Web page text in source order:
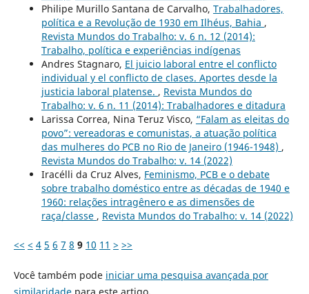
Philipe Murillo Santana de Carvalho, Trabalhadores,
política e a Revolução de 1930 em Ilhéus, Bahia ,
Revista Mundos do Trabalho: v. 6 n. 12 (2014):
Trabalho, política e experiências indígenas
Andres Stagnaro, El juicio laboral entre el conflicto
individual y el conflicto de clases. Aportes desde la
justicia laboral platense. , Revista Mundos do
Trabalho: v. 6 n. 11 (2014): Trabalhadores e ditadura
Larissa Correa, Nina Teruz Visco, “Falam as eleitas do
povo”: vereadoras e comunistas, a atuação política
das mulheres do PCB no Rio de Janeiro (1946-1948) ,
Revista Mundos do Trabalho: v. 14 (2022)
Iracélli da Cruz Alves, Feminismo, PCB e o debate
sobre trabalho doméstico entre as décadas de 1940 e
1960: relações intragênero e as dimensões de
raça/classe , Revista Mundos do Trabalho: v. 14 (2022)
<< < 4 5 6 7 8 9 10 11 > >>
Você também pode iniciar uma pesquisa avançada por